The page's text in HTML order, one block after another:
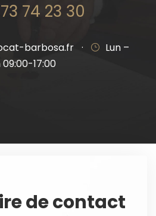
74 23 30
barbosa.fr ·
Lun –
17:00
de contact